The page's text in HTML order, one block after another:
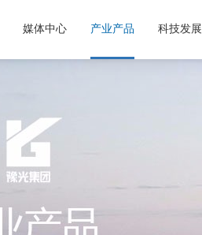
媒体中心 产业产品 科技发展